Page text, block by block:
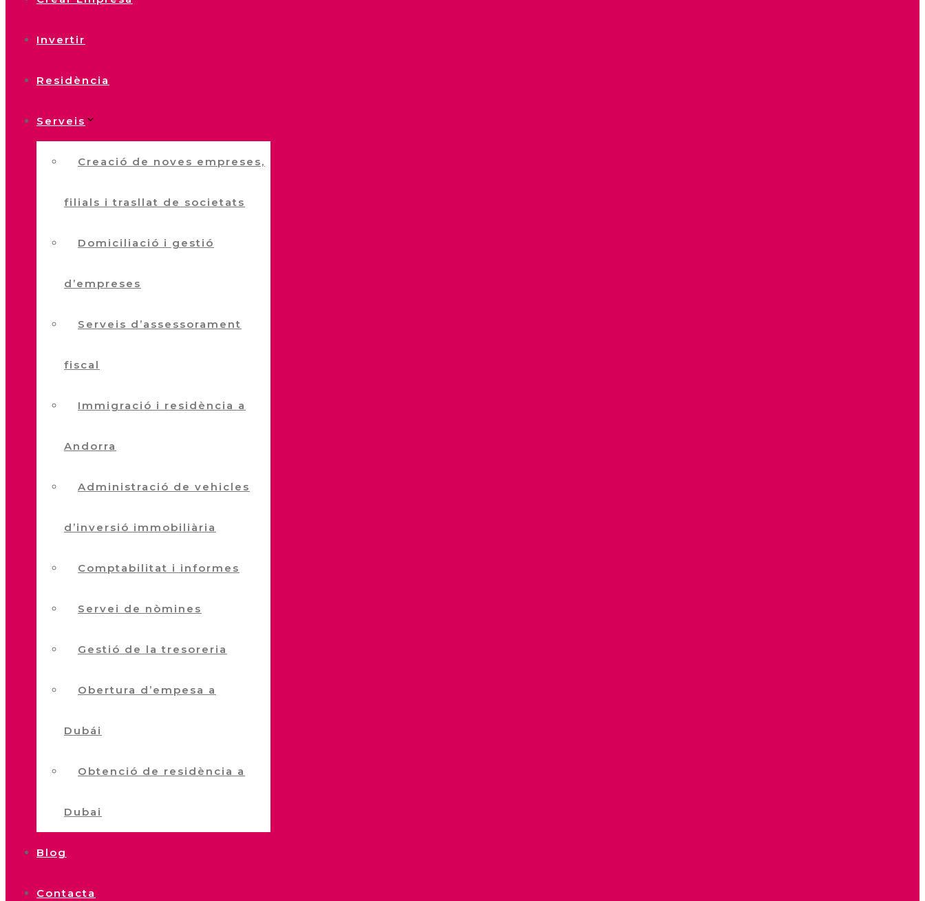
Invertir
Residència
Serveis
Creació de noves empreses,
filials i trasllat de societats
Domiciliació i gestió
d’empreses
Serveis d’assessorament
fiscal
Immigració i residència a
Andorra
Administració de vehicles
d’inversió immobiliària
Comptabilitat i informes
Servei de nòmines
Gestió de la tresoreria
Obertura d’empesa a
Dubái
Obtenció de residència a
Dubai
Blog
Contacta